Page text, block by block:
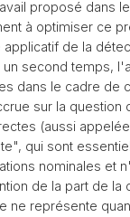
proposé dans
à optimiser ce
de la
un second temps,
dans le cadre de
sur la question
(aussi
qui sont
nominales et
de la part de la
ne représente